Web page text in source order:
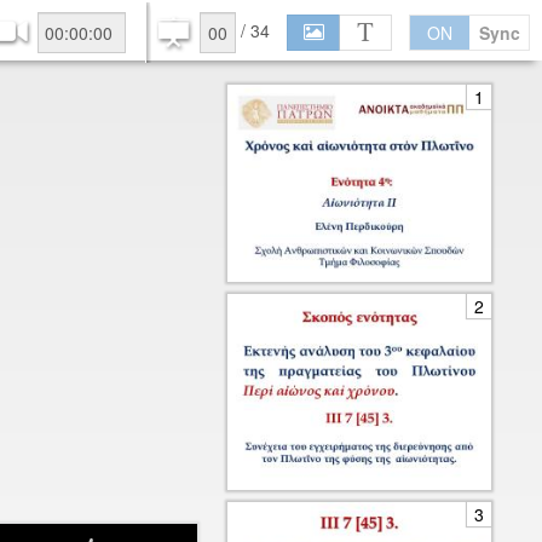
/34 ON Sync
1
2
3